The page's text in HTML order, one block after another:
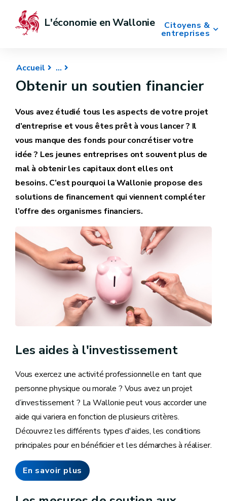
Citoyens &
entreprises
L'économie en Wallonie
Accueil
Obtenir un soutien financier
Vous avez étudié tous les aspects de votre projet
d’entreprise et vous êtes prêt à vous lancer ? Il
vous manque des fonds pour concrétiser votre
idée ? Les jeunes entreprises ont souvent plus de
mal à obtenir les capitaux dont elles ont
besoins. C’est pourquoi la Wallonie propose des
solutions de financement qui viennent compléter
l’offre des organismes financiers.
Les aides à l'investissement
Vous exercez une activité professionnelle en tant que
personne physique ou morale ? Vous avez un projet
d’investissement ? La Wallonie peut vous accorder une
aide qui variera en fonction de plusieurs critères.
Découvrez les différents types d'aides, les conditions
principales pour en bénéficier et les démarches à réaliser.
En savoir plus